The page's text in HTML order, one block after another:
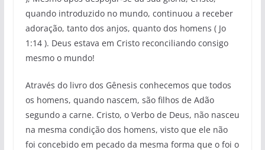
quando introduzido no mundo, continuou a receber
adoração, tanto dos anjos, quanto dos homens ( Jo
1:14 ). Deus estava em Cristo reconciliando consigo
mesmo o mundo!
Através do livro dos Gênesis conhecemos que todos
os homens, quando nascem, são filhos de Adão
segundo a carne. Cristo, o Verbo de Deus, não nasceu
na mesma condição dos homens, visto que ele não
foi concebido em pecado da mesma forma que o foi o